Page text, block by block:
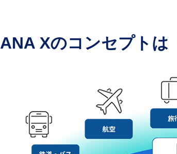
ANA Xのコンセプトは